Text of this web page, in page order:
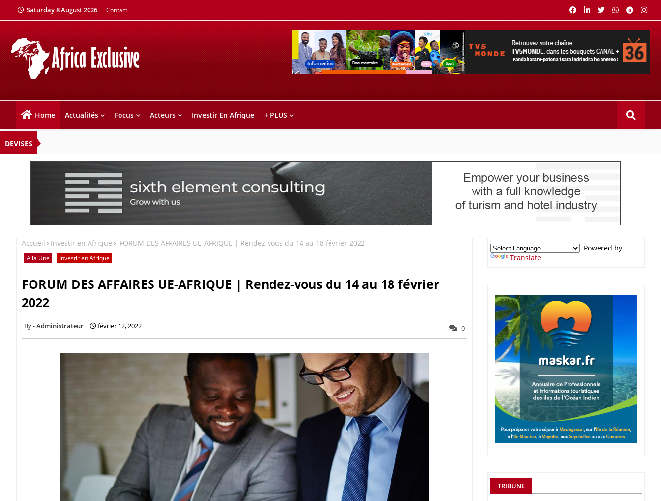
Saturday 8 August 2026 Contact
Home Actualités Focus Acteurs Investir En Afrique + PLUS
DEVISES
Accueil Investir en Afrique FORUM DES AFFAIRES UE-AFRIQUE | Rendez-vous du 14 au 18 février 2022
A la Une Investir en Afrique
FORUM DES AFFAIRES UE-AFRIQUE | Rendez-vous du 14 au 18 février
2022
Administrateur février 12, 2022 0
Powered by
Translate
TRIBUNE